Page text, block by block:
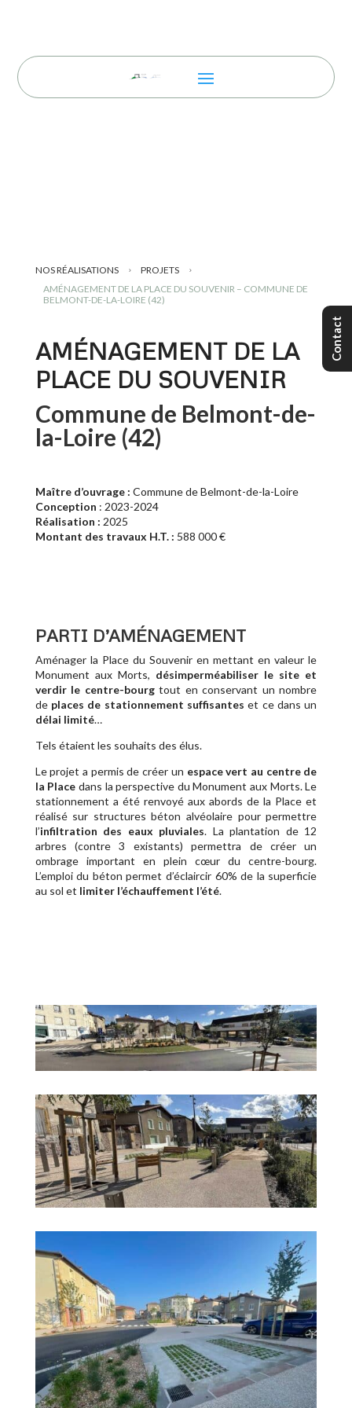
NOS RÉALISATIONS 5 PROJETS 5
AMÉNAGEMENT DE LA PLACE DU SOUVENIR – COMMUNE DE
BELMONT-DE-LA-LOIRE (42)
AMÉNAGEMENT DE LA
PLACE DU SOUVENIR
Commune de Belmont-de-
la-Loire (42)
Maître d’ouvrage : Commune deBelmont-de-la-Loire
Conception : 2023-2024
Réalisation : 2025
Montant des travaux H.T. : 588 000 €
PARTI D’AMÉNAGEMENT
Aménager la Place du Souvenir en mettant en valeur le
Monument aux Morts, désimperméabiliser le site et
verdir le centre-bourgtout en conservant un nombre
de places de stationnement suffisantes et ce dans un
délai limité…
Tels étaient les souhaits des élus.
Le projet a permis de créer un espace vert au centre de
la Place dans la perspective du Monument aux Morts. Le
stationnement a été renvoyé aux abords de la Place et
réalisé sur structures béton alvéolaire pour permettre
l’infiltration des eaux pluviales. La plantation de 12
arbres (contre 3 existants) permettra de créer un
ombrage important en plein cœur du centre-bourg.
L’emploi du béton permet d’éclaircir 60% de la superficie
au sol et limiter l’échauffement l’été.
Contact